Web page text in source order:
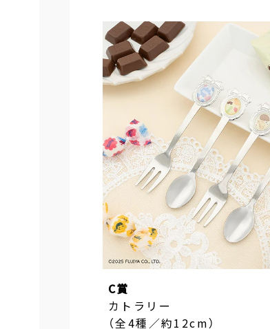
C賞
カトラリー
（全4種／約12cm）